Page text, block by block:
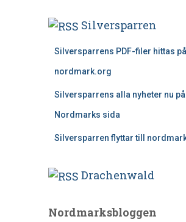
Silversparren
Silversparrens PDF-filer hittas på
nordmark.org
Silversparrens alla nyheter nu på
Nordmarks sida
Silversparren flyttar till
Drachenwald
Nordmarksbloggen